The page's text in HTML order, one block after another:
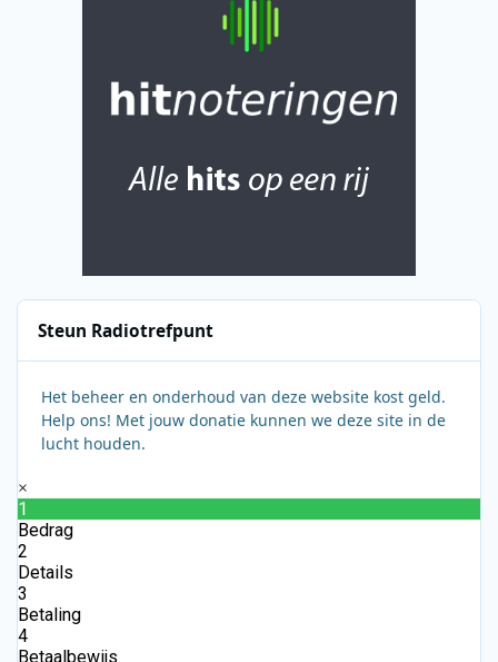
Steun Radiotrefpunt
Het beheer en onderhoud van deze website kost geld.
Help ons! Met jouw donatie kunnen we deze site in de
lucht houden.